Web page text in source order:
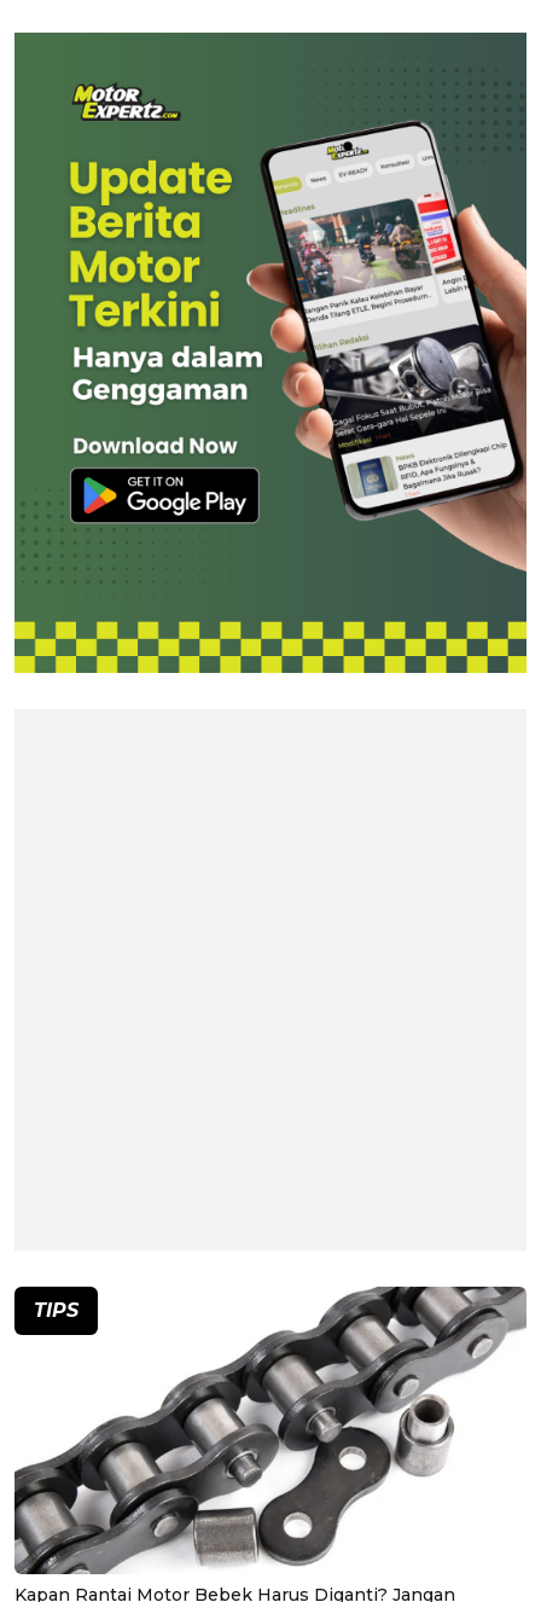
TIPS
Kapan Rantai Motor Bebek Harus Diganti? Jangan